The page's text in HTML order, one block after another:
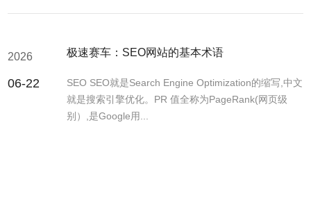
2026
06-22
极速赛车：SEO网站的基本术语
SEO SEO就是Search Engine Optimization的缩写,中文
就是搜索引擎优化。PR 值全称为PageRank(网页级
别）,是Google用...